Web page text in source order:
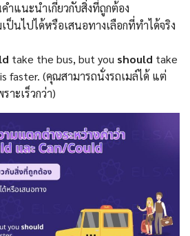
ำแนะนำเกี่ยวกับสิ่งที่ถูกต้อง
ป็นไปได้หรือเสนอทางเลือกที่ทำได้จริง
take the bus, but you should take
faster. (คุณสามารถนั่งรถเมล์ได้ แต่
ะเร็วกว่า)